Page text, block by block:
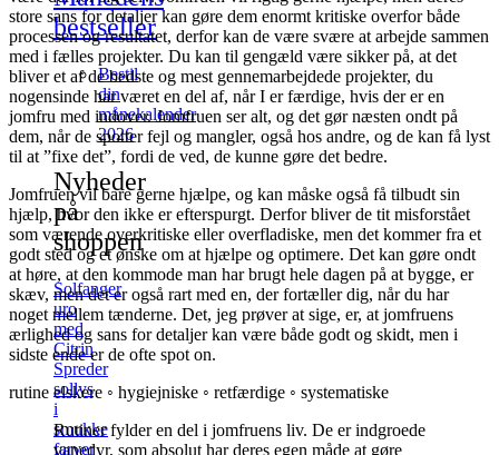
bestseller
Bestil
din
månekalender
2026
Nyheder
på
shoppen
Solfanger
uro
med
Citrin
Spreder
sollys
i
smukke
farver
store sans for detaljer kan gøre dem enormt kritiske overfor både
processen og resultatet, derfor kan de være svære at arbejde sammen
med i fælles projekter. Du kan til gengæld være sikker på, at det
bliver et af de bedste og mest gennemarbejdede projekter, du
nogensinde har været en del af, når I er færdige, hvis der er en
jomfru med indover. Jomfruen ser alt, og det gør næsten ondt på
dem, når de spotter fejl og mangler, også hos andre, og de kan få lyst
til at ”fixe det”, fordi de ved, de kunne gøre det bedre.
Jomfruen vil bare gerne hjælpe, og kan måske også få tilbudt sin
hjælp, hvor den ikke er efterspurgt. Derfor bliver de tit misforstået
som værende overkritiske eller overfladiske, men det kommer fra et
godt sted og et ønske om at hjælpe og optimere. Det kan gøre ondt
at høre, at den kommode man har brugt hele dagen på at bygge, er
skæv, men det er også rart med en, der fortæller dig, når du har
noget mellem tænderne. Det, jeg prøver at sige, er, at jomfruens
ærlighed og sans for detaljer kan være både godt og skidt, men i
sidste ende er de ofte spot on.
rutine elskere ◦ hygiejniske ◦ retfærdige ◦ systematiske
Rutiner fylder en del i jomfruens liv. De er indgroede
vanedyr, som absolut har deres egen måde at gøre